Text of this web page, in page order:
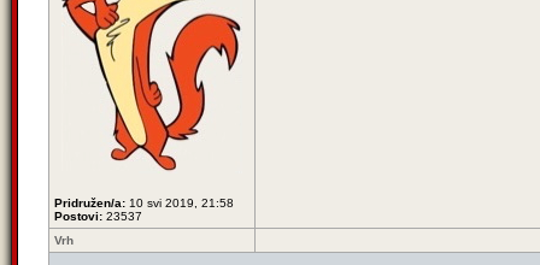
Pridružen/a: 10 svi 2019, 21:58
Postovi: 23537
Vrh